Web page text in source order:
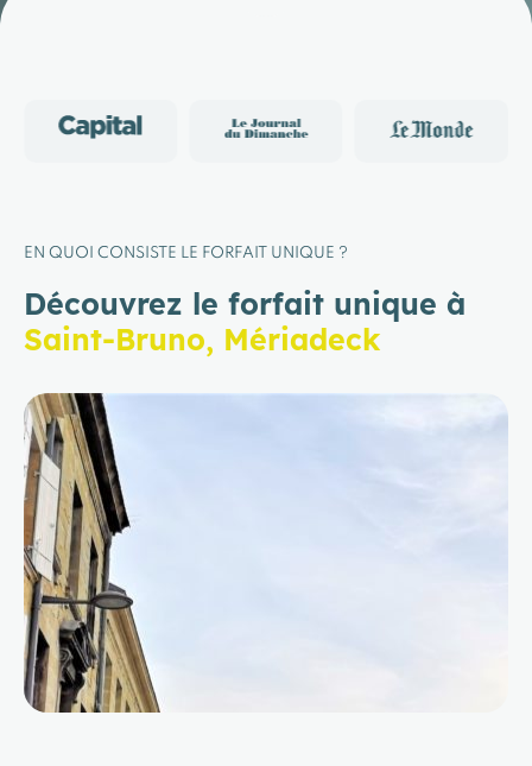
EN QUOI CONSISTE LE FORFAIT UNIQUE ?
Découvrez le forfait unique à
Saint-Bruno, Mériadeck